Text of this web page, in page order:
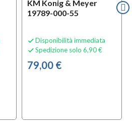
KM Konig & Meyer
19789-000-55
 Disponibilità immediata
 Spedizione solo 6,90 €
79,00 €